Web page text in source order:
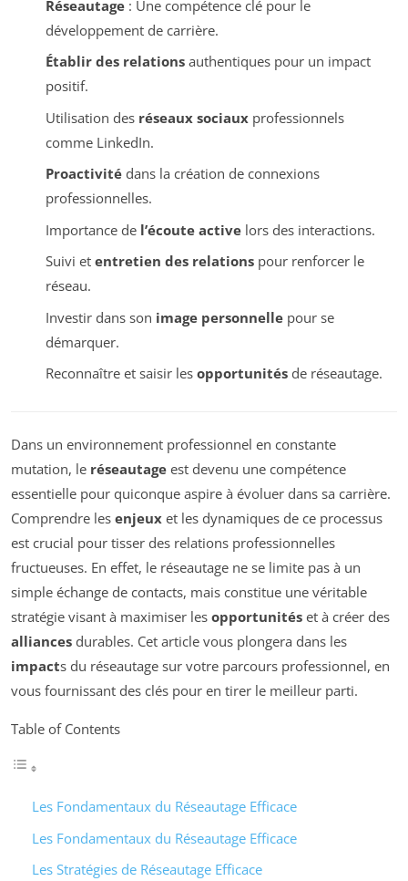
Réseautage: Une compétence clé pour le
développement de carrière.
Établir des relationsauthentiques pour un impact
positif.
Utilisation des réseaux sociauxprofessionnels
comme LinkedIn.
Proactivitédans la création de connexions
professionnelles.
Importance de l’écoute activelors des interactions.
Suivi et entretien des relationspour renforcer le
réseau.
Investir dans son image personnellepour se
démarquer.
Reconnaître et saisir les opportunitésde réseautage.
Dans un environnement professionnel en constante
mutation, le réseautage est devenu une compétence
essentielle pour quiconque aspire à évoluer dans sa carrière.
Comprendre les enjeux et les dynamiques de ce processus
est crucial pour tisser des relations professionnelles
fructueuses. En effet, le réseautage ne se limite pas à un
simple échange de contacts, mais constitue une véritable
stratégie visant à maximiser les opportunités et à créer des
alliances durables. Cet article vous plongera dans les
impacts du réseautage sur votre parcours professionnel, en
vous fournissant des clés pour en tirer le meilleur parti.
Table of Contents
Les Fondamentaux du Réseautage Efficace
Les Fondamentaux du Réseautage Efficace
Les Stratégies de Réseautage Efficace